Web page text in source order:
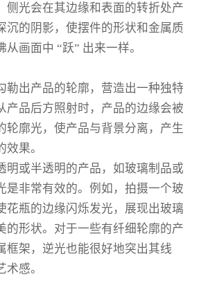
侧光会在其边缘和表面的转折处产
沉的阴影，使摆件的形状和金属质
画面中 “跃” 出来一样。
勒出产品的轮廓，营造出一种独特
产品后方照射时，产品的边缘会被
轮廓光，使产品与背景分离，产生
果。
明或半透明的产品，如玻璃制品或
是非常有效的。例如，拍摄一个玻
花瓶的边缘闪烁发光，展现出玻璃
的形状。对于一些有纤细轮廓的产
框架，逆光也能很好地突出其线
感。